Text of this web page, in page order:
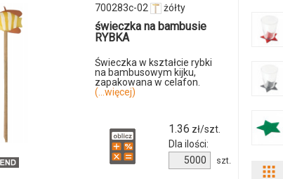
03
700283c-02 żółty
świeczka na bambusie
RYBKA
Świeczka w kształcie rybki
na bambusowym kijku,
zapakowana w celafon.
(...więcej)
1.36 zł/szt.
Dla ilości:
Ilość
produktu
szt.